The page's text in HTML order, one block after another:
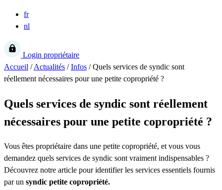
fr
nl
Login propriétaire
Accueil /Actualités /Infos /Quels services de syndic sont
réellement nécessaires pour une petite copropriété ?
Quels services de syndic sont réellement
nécessaires pour une petite copropriété ?
Vous êtes propriétaire dans une petite copropriété, et vous vous
demandez quels services de syndic sont vraiment indispensables ?
Découvrez notre article pour identifier les services essentiels fournis
par un syndic petite copropriété.